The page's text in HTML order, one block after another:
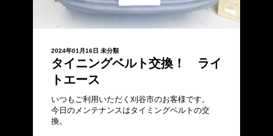
2024年01月16日 未分類
タイニングベルト交換！ ライ
トエース
いつもご利用いただく刈谷市のお客様です。
今日のメンテナンスはタイミングベルトの交
換。